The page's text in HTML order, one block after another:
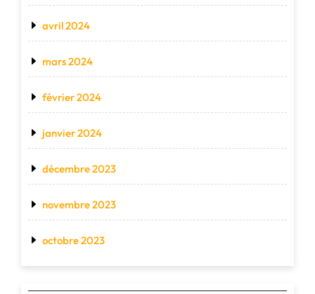
avril 2024
mars 2024
février 2024
janvier 2024
décembre 2023
novembre 2023
octobre 2023